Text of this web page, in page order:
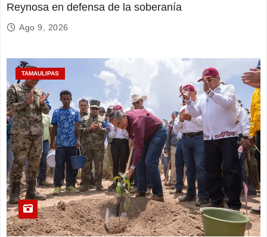
Reynosa en defensa de la soberanía
Ago 9, 2026
TAMAULIPAS